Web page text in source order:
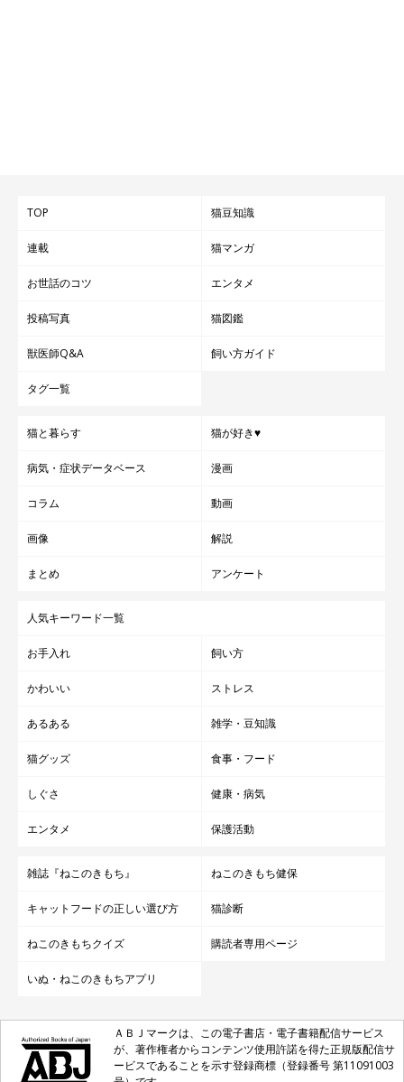
TOP 猫豆知識
連載 猫マンガ
お世話のコツ エンタメ
投稿写真 猫図鑑
獣医師Q&A 飼い方ガイド
タグ一覧
猫と暮らす 猫が好き♥
病気・症状データベース 漫画
コラム 動画
画像 解説
まとめ アンケート
人気キーワード一覧
お手入れ 飼い方
かわいい ストレス
あるある 雑学・豆知識
猫グッズ 食事・フード
しぐさ 健康・病気
エンタメ 保護活動
雑誌『ねこのきもち』 ねこのきもち健保
キャットフードの正しい選び方 猫診断
ねこのきもちクイズ 購読者専用ページ
いぬ・ねこのきもちアプリ
ＡＢＪマークは、この電子書店・電子書籍配信サービス
が、著作権者からコンテンツ使用許諾を得た正規版配信サ
ービスであることを示す登録商標（登録番号 第11091003